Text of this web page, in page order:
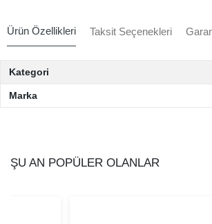
Ürün Özellikleri Taksit Seçenekleri
Kategori
Marka
ŞU AN POPÜLER OLANLAR